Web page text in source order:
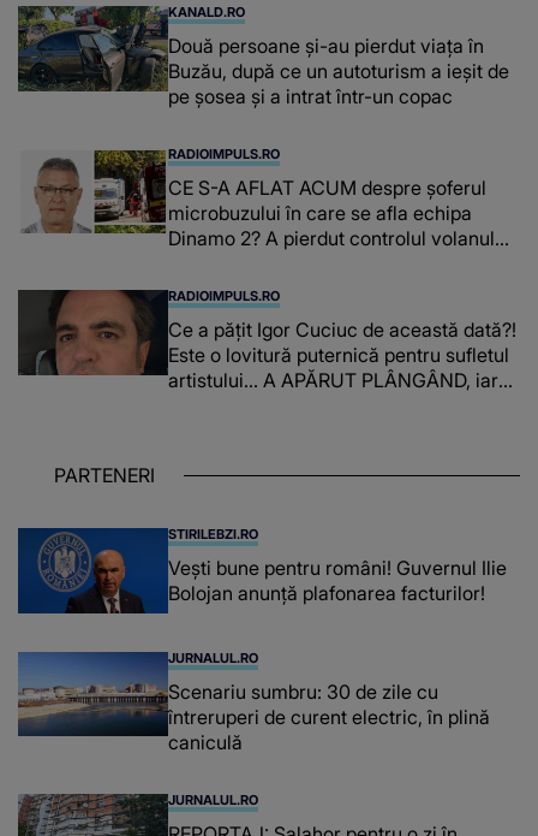
KANALD.RO
Două persoane și-au pierdut viața în
Buzău, după ce un autoturism a ieșit de
pe șosea și a intrat într-un copac
RADIOIMPULS.RO
CE S-A AFLAT ACUM despre şoferul
microbuzului în care se afla echipa
Dinamo 2? A pierdut controlul volanului,
moartea lui Constantin Covaciu: "Tot ce
ai făcut pentru..."
RADIOIMPULS.RO
Ce a pățit Igor Cuciuc de această dată?!
Este o lovitură puternică pentru sufletul
artistului... A APĂRUT PLÂNGÂND, iar
PARTENERI
STIRILEBZI.RO
Vești bune pentru români! Guvernul Ilie
Bolojan anunță plafonarea facturilor!
JURNALUL.RO
Scenariu sumbru: 30 de zile cu
întreruperi de curent electric, în plină
caniculă
JURNALUL.RO